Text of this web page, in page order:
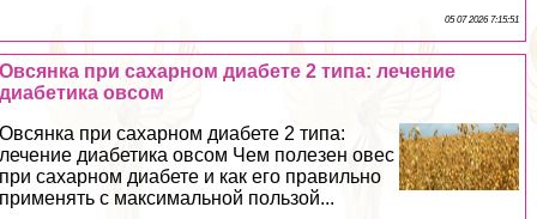
05 07 2026 7:15:51
Овсянка при сахарном диабете 2 типа: лечение
диабетика овсом
Овсянка при сахарном диабете 2 типа:
лечение диабетика овсом Чем полезен овес
при сахарном диабете и как его правильно
применять с максимальной пользой...